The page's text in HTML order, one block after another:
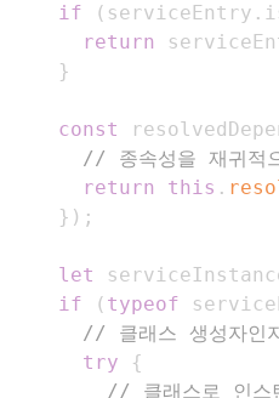
if ( serviceEntry .
return
}
const
// 종속성을 재귀적
return
this .
} ) ;
let
if
( typeof
// 클래스 생성자인
try
{
// 클래스로 인스